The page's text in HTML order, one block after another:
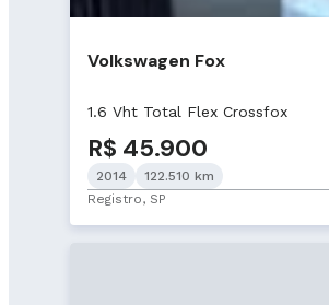
Volkswagen Fox
1.6 Vht Total Flex Crossfox
R$ 45.900
2014
122.510 km
Registro, SP